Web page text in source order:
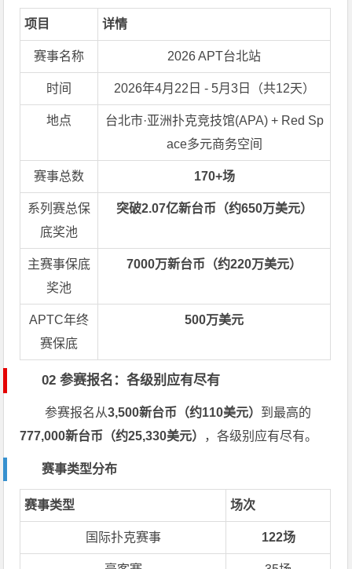
项目 详情
赛事名称 2026 APT台北站
时间 2026年4月22日 - 5月3日（共12天）
地点
台北市·亚洲扑克竞技馆(APA) + Red Sp
ace多元商务空间
赛事总数 170+场
系列赛总保
底奖池
突破2.07亿新台币（约650万美元）
主赛事保底
奖池
7000万新台币（约220万美元）
APTC年终
赛保底
500万美元
02 参赛报名：各级别应有尽有
参赛报名从3,500新台币（约110美元） 到最高的
777,000新台币（约25,330美元） ，各级别应有尽有。
赛事类型分布
赛事类型 场次
国际扑克赛事 122场